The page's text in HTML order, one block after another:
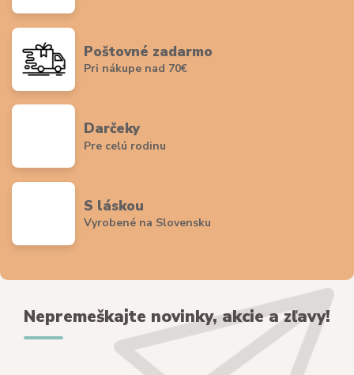
Poštovné zadarmo
Pri nákupe nad 70€
Darčeky
Pre celú rodinu
S láskou
Vyrobené na Slovensku
Nepremeškajte novinky, akcie a zľavy!